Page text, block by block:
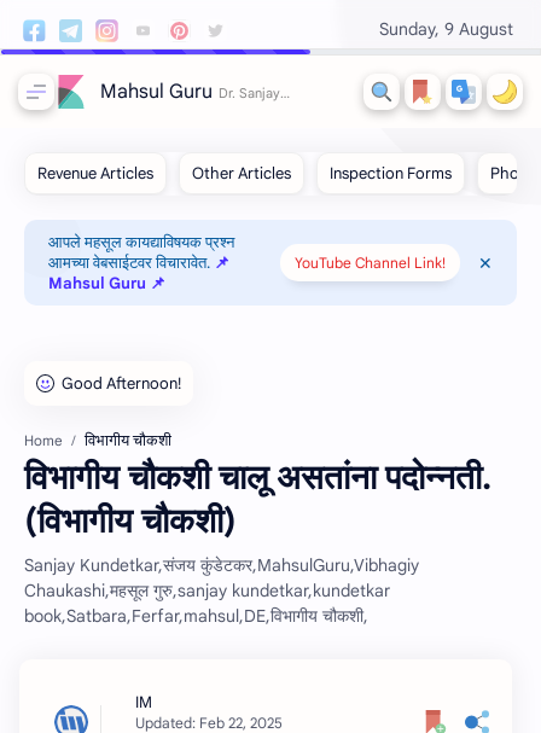
Sunday, 9 August
Mahsul Guru
आपले महसूल कायद्याविषयक प्रश्न
आमच्या वेबसाईटवर विचारावेत. 📌
Mahsul Guru 📌
YouTube Channel Link!
Home विभागीय चौकशी
विभागीय चौकशी चालू असतांना पदोन्नती.
(विभागीय चौकशी)
Sanjay Kundetkar,संजय कुंडेटकर,MahsulGuru,Vibhagiy
Chaukashi,महसूल गुरु,sanjay kundetkar,kundetkar
book,Satbara,Ferfar,mahsul,DE,विभागीय चौकशी,